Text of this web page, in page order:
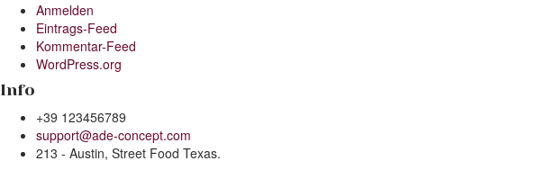
Anmelden
Eintrags-Feed
Kommentar-Feed
WordPress.org
Info
+39 123456789
support@ade-concept.com
213 - Austin, Street Food Texas.